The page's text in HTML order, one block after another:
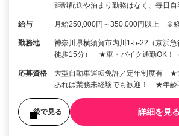
距離配送や泊まり勤務はなく、毎日自
給与 月給250,000円～350,000円以上 ※
勤務地
神奈川県横須賀市内川1-5-22（京浜
徒歩15分） ★車・バイク通勤OK！（
応募資格
大型自動車運転免許／定年制度有 ★
あれば業務未経験でも歓迎！ ★年齢
後で見る 詳細を見る